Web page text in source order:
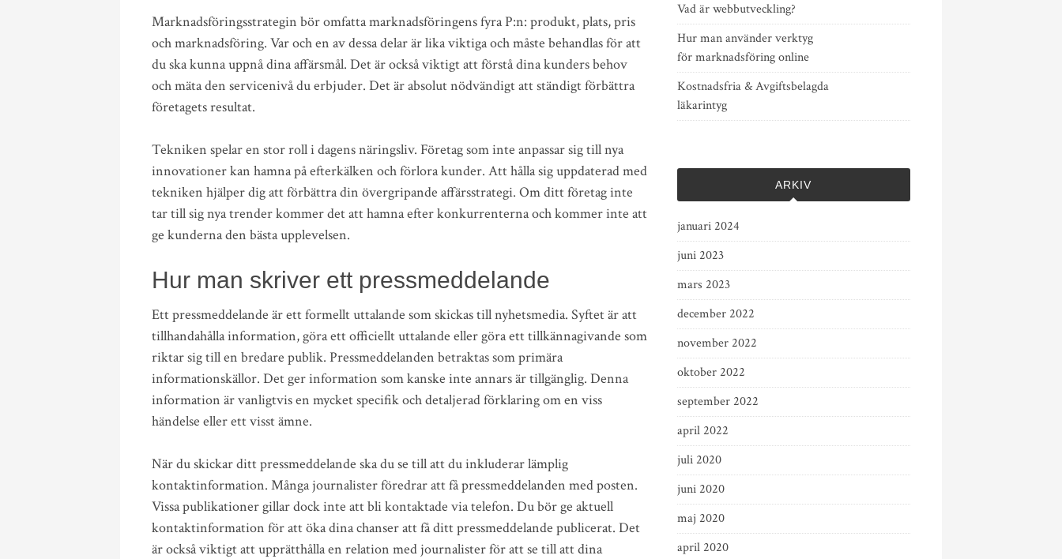
Marknadsföringsstrategin bör omfatta marknadsföringens fyra P:n: produkt, plats, pris
och marknadsföring. Var och en av dessa delar är lika viktiga och måste behandlas för att
du ska kunna uppnå dina affärsmål. Det är också viktigt att förstå dina kunders behov
och mäta den servicenivå du erbjuder. Det är absolut nödvändigt att ständigt förbättra
företagets resultat.
Tekniken spelar en stor roll i dagens näringsliv. Företag som inte anpassar sig till nya
innovationer kan hamna på efterkälken och förlora kunder. Att hålla sig uppdaterad med
tekniken hjälper dig att förbättra din övergripande affärsstrategi. Om ditt företag inte
tar till sig nya trender kommer det att hamna efter konkurrenterna och kommer inte att
ge kunderna den bästa upplevelsen.
Hur man skriver ett pressmeddelande
Ett pressmeddelande är ett formellt uttalande som skickas till nyhetsmedia. Syftet är att
tillhandahålla information, göra ett officiellt uttalande eller göra ett tillkännagivande som
riktar sig till en bredare publik. Pressmeddelanden betraktas som primära
informationskällor. Det ger information som kanske inte annars är tillgänglig. Denna
information är vanligtvis en mycket specifik och detaljerad förklaring om en viss
händelse eller ett visst ämne.
När du skickar ditt pressmeddelande ska du se till att du inkluderar lämplig
kontaktinformation. Många journalister föredrar att få pressmeddelanden med posten.
Vissa publikationer gillar dock inte att bli kontaktade via telefon. Du bör ge aktuell
kontaktinformation för att öka dina chanser att få ditt pressmeddelande publicerat. Det
är också viktigt att upprätthålla en relation med journalister för att se till att dina
Vad är webbutveckling?
Hur man använder verktyg
för marknadsföring online
Kostnadsfria & Avgiftsbelagda
läkarintyg
ARKIV
januari 2024
juni 2023
mars 2023
december 2022
november 2022
oktober 2022
september 2022
april 2022
juli 2020
juni 2020
maj 2020
april 2020